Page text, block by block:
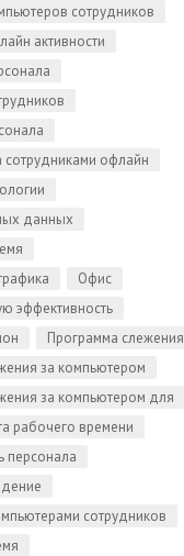
сотрудников
активности
офлайн
данных
Офис
эффективность
Программа слежения
за компьютером
за компьютером для
рабочего времени
персонала
сотрудников